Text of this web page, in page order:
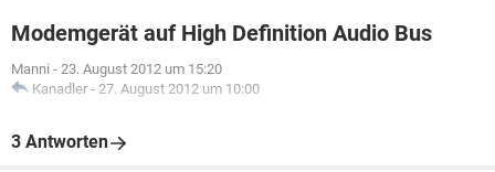
Modemgerät auf High Definition Audio Bus
Manni - 23. August 2012 um 15:20
Kanadler - 27. August 2012 um 10:00
3 Antworten